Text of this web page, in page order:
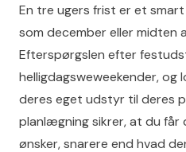
En tre ugers frist er et
som december eller midten
Efterspørgslen efter
helligdagsweweekender, og
deres eget udstyr til deres
planlægning sikrer, at du får
ønsker, snarere end hvad